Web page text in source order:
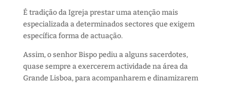
É tradição da Igreja prestar uma atenção mais
especializada a determinados sectores que exigem
específica forma de actuação.
Assim, o senhor Bispo pediu a alguns sacerdotes,
quase sempre a exercerem actividade na área da
Grande Lisboa, para acompanharem e dinamizarem